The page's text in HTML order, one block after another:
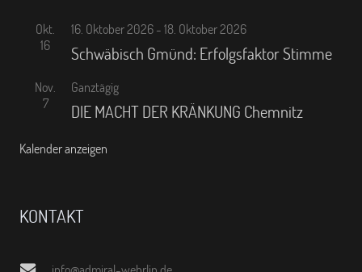
Okt.
16
16. Oktober 2026 - 18. Oktober 2026
Schwäbisch Gmünd: Erfolgsfaktor Stimme
Nov.
7
Ganztägig
DIE MACHT DER KRÄNKUNG Chemnitz
Kalender anzeigen
KONTAKT